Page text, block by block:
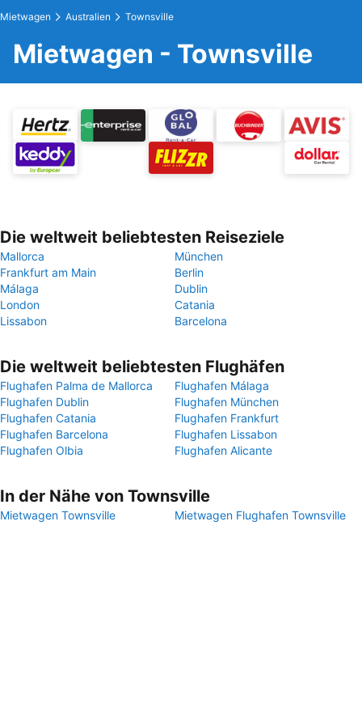
Mietwagen Australien Townsville
Mietwagen - Townsville
Die weltweit beliebtesten Reiseziele
Mallorca
München
Frankfurt am Main
Berlin
Málaga
Dublin
London
Catania
Lissabon
Barcelona
Die weltweit beliebtesten Flughäfen
Flughafen Palma de Mallorca
Flughafen Málaga
Flughafen Dublin
Flughafen München
Flughafen Catania
Flughafen Frankfurt
Flughafen Barcelona
Flughafen Lissabon
Flughafen Olbia
Flughafen Alicante
In der Nähe von Townsville
Mietwagen Townsville Mietwagen Flughafen Townsville